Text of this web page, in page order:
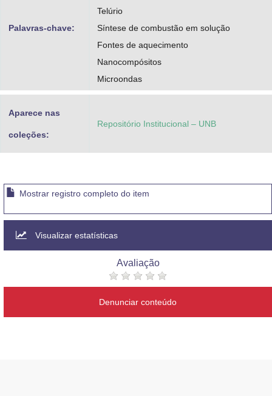
Palavras-chave:
Telúrio
Síntese de combustão em solução
Fontes de aquecimento
Nanocompósitos
Microondas
Aparece nas
coleções:
Repositório Institucional – UNB
Mostrar registro completo do item
Visualizar estatísticas
Avaliação
Denunciar conteúdo